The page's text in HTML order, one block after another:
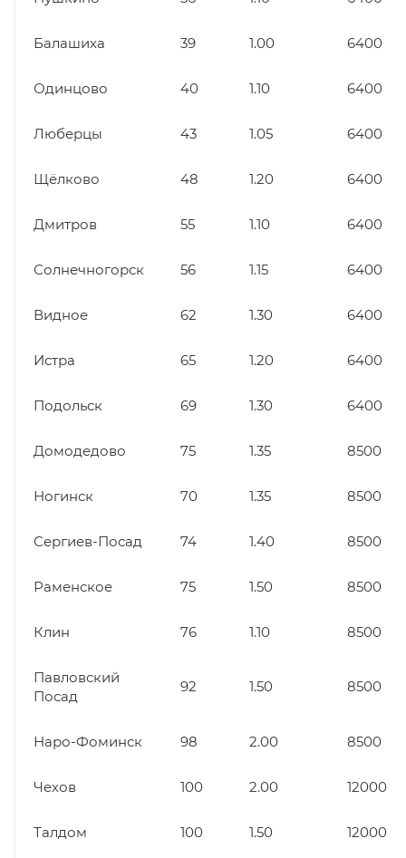
Балашиха 39 1.00 6400
Одинцово 40 1.10 6400
Люберцы 43 1.05 6400
Щёлково 48 1.20 6400
Дмитров 55 1.10 6400
Солнечногорск 56 1.15 6400
Видное 62 1.30 6400
Истра 65 1.20 6400
Подольск 69 1.30 6400
Домодедово 75 1.35 8500
Ногинск 70 1.35 8500
Сергиев-Посад 74 1.40 8500
Раменское 75 1.50 8500
Клин 76 1.10 8500
Павловский
Посад
92 1.50 8500
Наро-Фоминск 98 2.00 8500
Чехов 100 2.00 12000
Талдом 100 1.50 12000